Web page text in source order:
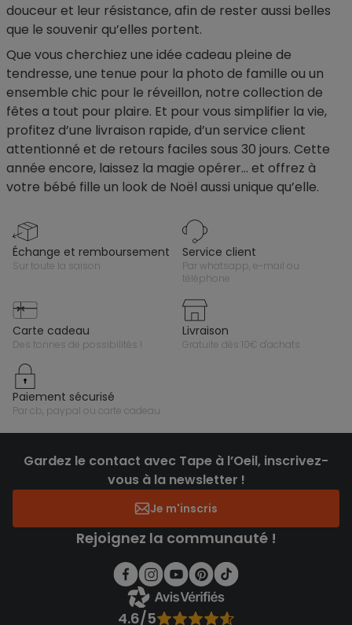
douceur et leur résistance, afin de rester aussi belles
que le souvenir qu’elles portent.
Que vous cherchiez une idée cadeau pleine de
tendresse, une tenue pour la photo de famille ou un
ensemble chic pour le réveillon, notre collection de
fêtes a tout pour plaire. Et pour vous simplifier la vie,
profitez d’une livraison rapide, d’un service client
attentionné et de retours faciles sous 30 jours. Cette
année encore, laissez la magie opérer… et offrez à
votre bébé fille un look de Noël aussi unique qu’elle.
échange et remboursement
sur toute la saison
service client
par whatsapp, e-mail ou
téléphone
carte cadeau
des tonnes de possibilités !
livraison
gratuite dès 10€ d'achats
paiement sécurisé
par cb, paypal ou carte cadeau
Gardez le contact avec Tape à l’Oeil, inscrivez-
vous à la newsletter !
Je m'inscris
Rejoignez la communauté !
4.6/5